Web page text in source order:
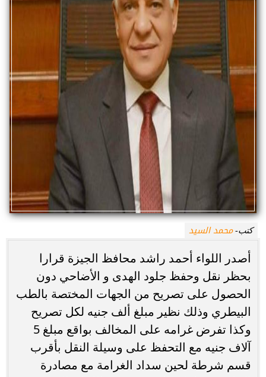
كتب-محمد السيد
أصدر اللواء أحمد راشد محافظ الجيزة قرارا
بحظر نقل وحفظ جلود الهدى و الأضاحي دون
الحصول على تصريح من الجهات المختصة بالطب
البيطري وذلك نظير مبلغ ألف جنيه لكل تصريح
وكذا تفرض غرامه على المخالف بواقع مبلغ 5
آلاف جنيه مع التحفظ على وسيلة النقل بأقرب
قسم شرطة لحين سداد الغرامة مع مصادرة